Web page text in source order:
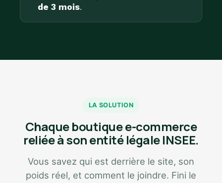
de 3 mois.
LA SOLUTION
Chaque boutique e-commerce
reliée à son entité légale INSEE.
Vous savez qui est derrière le site, son
poids réel, et comment le joindre. Fini le